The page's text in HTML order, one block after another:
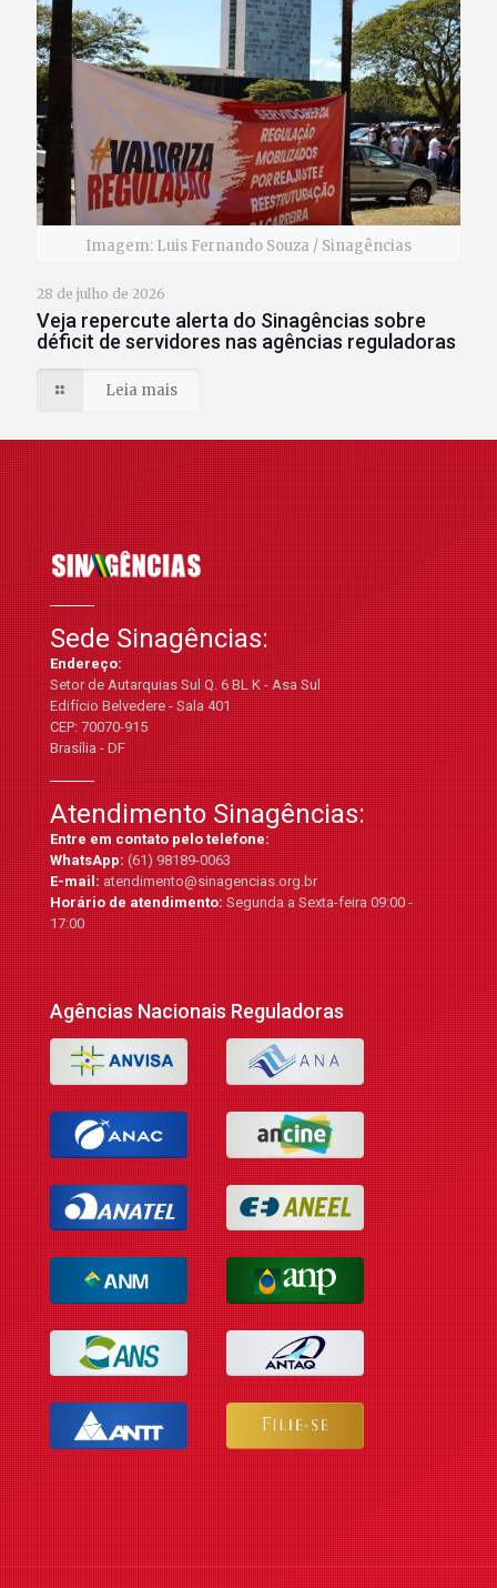
Imagem: Luis Fernando Souza / Sinagências
28 de julho de 2026
Veja repercute alerta do Sinagências sobre
déficit de servidores nas agências reguladoras
Leia mais
Sede Sinagências:
Endereço:
Setor de Autarquias Sul Q. 6 BL K - Asa Sul
Edifício Belvedere - Sala 401
CEP: 70070-915
Brasília - DF
Atendimento Sinagências:
Entre em contato pelo telefone:
WhatsApp:(61) 98189-0063
E-mail:atendimento@sinagencias.org.br
Horário de atendimento:Segunda a Sexta-feira 09:00 -
17:00
Agências Nacionais Reguladoras